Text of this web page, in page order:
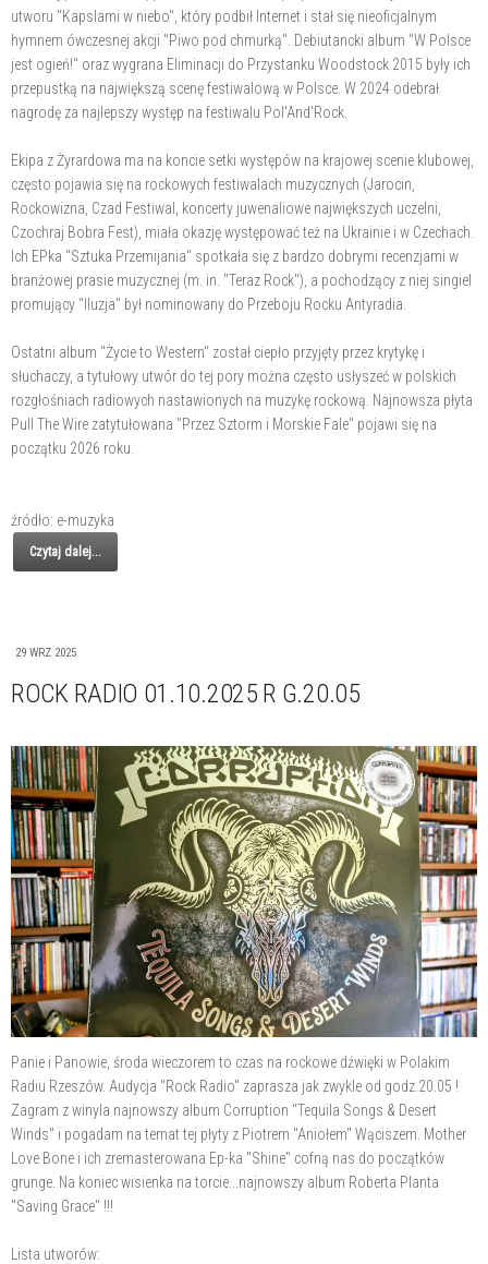
utworu "Kapslami w niebo", który podbił Internet i stał się nieoficjalnym
hymnem ówczesnej akcji "Piwo pod chmurką". Debiutancki album "W Polsce
jest ogień!" oraz wygrana Eliminacji do Przystanku Woodstock 2015 były ich
przepustką na największą scenę festiwalową w Polsce. W 2024 odebrał
nagrodę za najlepszy występ na festiwalu Pol'And'Rock.
Ekipa z Żyrardowa ma na koncie setki występów na krajowej scenie klubowej,
często pojawia się na rockowych festiwalach muzycznych (Jarocin,
Rockowizna, Czad Festiwal, koncerty juwenaliowe największych uczelni,
Czochraj Bobra Fest), miała okazję występować też na Ukrainie i w Czechach.
Ich EPka "Sztuka Przemijania" spotkała się z bardzo dobrymi recenzjami w
branżowej prasie muzycznej (m. in. "Teraz Rock"), a pochodzący z niej singiel
promujący "Iluzja" był nominowany do Przeboju Rocku Antyradia.
Ostatni album "Życie to Western" został ciepło przyjęty przez krytykę i
słuchaczy, a tytułowy utwór do tej pory można często usłyszeć w polskich
rozgłośniach radiowych nastawionych na muzykę rockową. Najnowsza płyta
Pull The Wire zatytułowana "Przez Sztorm i Morskie Fale" pojawi się na
początku 2026 roku.
źródło: e-muzyka
Czytaj dalej...
29 WRZ 2025
ROCK RADIO 01.10.2025 R G.20.05
Panie i Panowie, środa wieczorem to czas na rockowe dźwięki w Polakim
Radiu Rzeszów. Audycja "Rock Radio" zaprasza jak zwykle od godz.20.05 !
Zagram z winyla najnowszy album Corruption "Tequila Songs & Desert
Winds" i pogadam na temat tej płyty z Piotrem "Aniołem" Wąciszem. Mother
Love Bone i ich zremasterowana Ep-ka "Shine" cofną nas do początków
grunge. Na koniec wisienka na torcie...najnowszy album Roberta Planta
"Saving Grace" !!!
Lista utworów: